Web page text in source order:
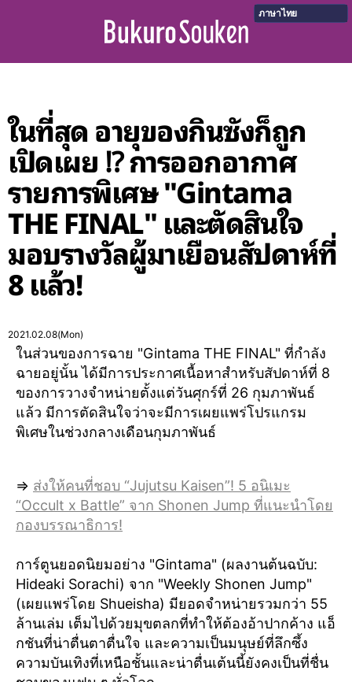
ภาษาไทย
ในที่สุด อายุของกินซังก็ถูก
เปิดเผย ⁉ การออกอากาศ
รายการพิเศษ "Gintama
THE FINAL" และตัดสินใจ
มอบรางวัลผู้มาเยือนสัปดาห์ที่
8 แล้ว!
2021.02.08(Mon)
ในส่วนของการฉาย "Gintama THE FINAL" ที่กำลัง
ฉายอยู่นั้น ได้มีการประกาศเนื้อหาสำหรับสัปดาห์ที่ 8
ของการวางจำหน่ายตั้งแต่วันศุกร์ที่ 26 กุมภาพันธ์
แล้ว มีการตัดสินใจว่าจะมีการเผยแพร่โปรแกรม
พิเศษในช่วงกลางเดือนกุมภาพันธ์
⇒ ส่งให้คนที่ชอบ “Jujutsu Kaisen”! 5 อนิเมะ
“Occult x Battle” จาก Shonen Jump ที่แนะนำโดย
กองบรรณาธิการ!
การ์ตูนยอดนิยมอย่าง "Gintama" (ผลงานต้นฉบับ:
Hideaki Sorachi) จาก "Weekly Shonen Jump"
(เผยแพร่โดย Shueisha) มียอดจำหน่ายรวมกว่า 55
ล้านเล่ม เต็มไปด้วยมุขตลกที่ทำให้ต้องอ้าปากค้าง แอ็
กชันที่น่าตื่นตาตื่นใจ และความเป็นมนุษย์ที่ลึกซึ้ง
ความบันเทิงที่เหนือชั้นและน่าตื่นเต้นนี้ยังคงเป็นที่ชื่น